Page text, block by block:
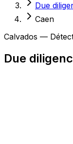
Due
Caen
Calvados —
Due